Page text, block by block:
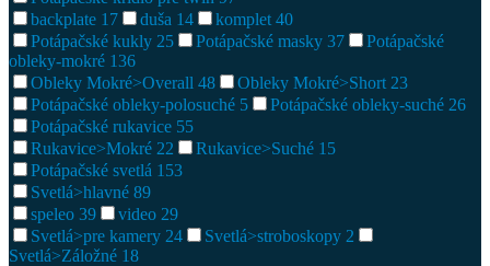
backplate 17 duša 14 komplet 40
Potápačské kukly 25 Potápačské masky 37
Potápačské
obleky-mokré 136
Obleky Mokré>Overall 48 Obleky Mokré>Short 23
Potápačské obleky-polosuché 5 Potápačské obleky-suché 26
Potápačské rukavice 55
Rukavice>Mokré 22 Rukavice>Suché 15
Potápačské svetlá 153
Svetlá>hlavné 89
speleo 39 video 29
Svetlá>pre kamery 24 Svetlá>stroboskopy 2
Svetlá>Záložné 18